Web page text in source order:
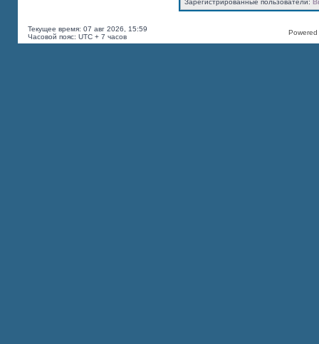
Зарегистрированные пользователи:
Текущее время: 07 авг 2026, 15:59
Часовой пояс: UTC + 7 часов